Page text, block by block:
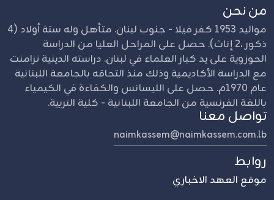
من نحن
مواليد 1953 كفر فيلا - جنوب لبنان. متأهل وله ستة أولاد (4
ذكور ،2 إناث). حصل على المراحل العليا من الدراسة
الحوزوية على يد كبار العلماء في لبنان. دراسته الدينية تزامنت
مع الدراسة الأكاديمية وذلك منذ التحاقه بالجامعة اللبنانية
عام 1970م. حصل على الليسانس والكفاءة في الكيمياء
باللغة الفرنسية من الجامعة اللبنانية - كلية التربية.
تواصل معنا
naimkassem@naimkassem.com.lb
روابط
موقع العهد الاخباري